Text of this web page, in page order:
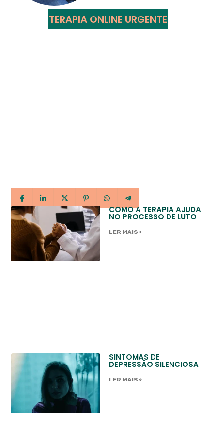
TERAPIA ONLINE URGENTE
COMO A TERAPIA AJUDA
NO PROCESSO DE LUTO
LER MAIS»
SINTOMAS DE
DEPRESSÃO SILENCIOSA
LER MAIS»